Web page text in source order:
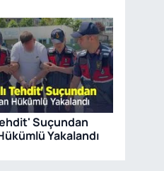
Suçundan
Yakalandı